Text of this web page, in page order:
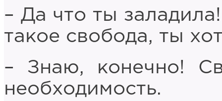
– Да что ты
такое свобода, ты
– Знаю, конечно!
необходимость.